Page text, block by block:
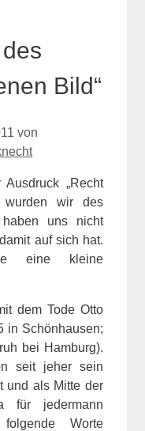
Bild“
von
„Recht
wurden wir des
uns nicht
auf sich hat.
eine kleine
dem Tode Otto
in Schönhausen;
bei Hamburg).
seit jeher sein
und als Mitte der
für jedermann
Worte